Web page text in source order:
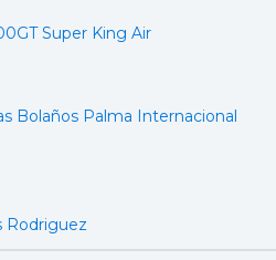
Super King Air
Bolaños Palma Internacional
Rodriguez